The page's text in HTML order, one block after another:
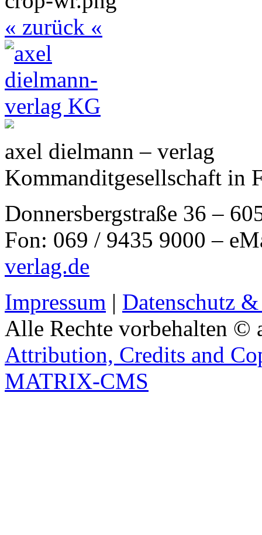
« zurück «
axel dielmann – verlag
Kommanditgesellschaft in
Donnersbergstraße 36 –
Fon: 069 / 9435 9000 –
verlag.de
Impressum | Datenschutz
Alle Rechte vorbehalten ©
Attribution, Credits and
MATRIX-CMS